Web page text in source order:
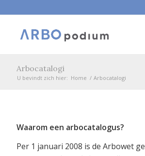
Arbocatalogi
U bevindt zich hier: Home / Arbocatalogi
Waarom een arbocatalogus?
Per 1 januari 2008 is de Arbowet